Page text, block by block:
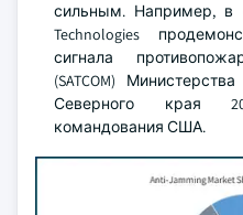
сильным. Например, в
Technologies
сигнала
(SATCOM)
Северного края
командования США.